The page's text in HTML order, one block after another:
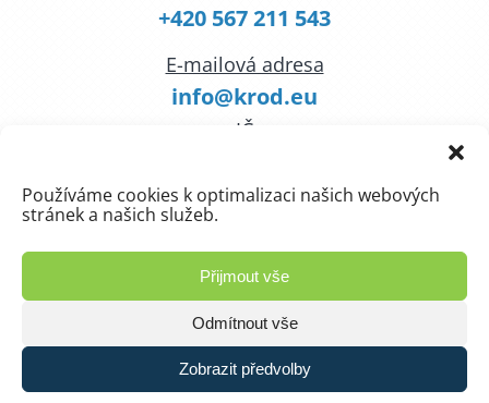
Používáme cookies k optimalizaci našich webových
stránek a našich služeb.
Přijmout vše
Odmítnout vše
Zobrazit předvolby
+420 567 211 543
E-mailová adresa
info@krod.eu
IČ
Napište nám